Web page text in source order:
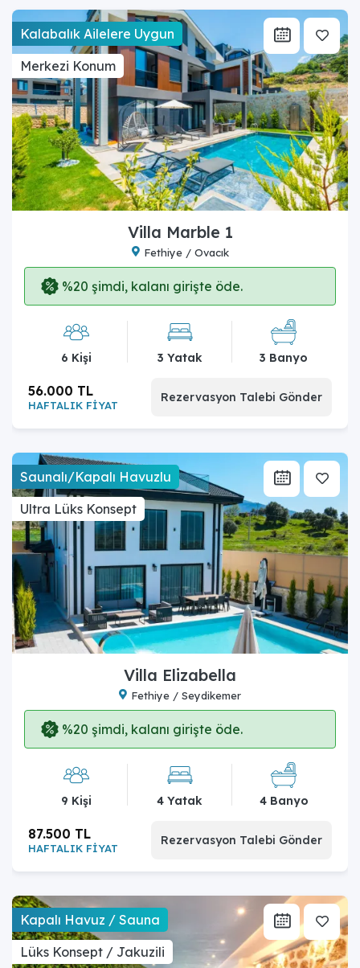
Kalabalık Ailelere Uygun
Merkezi Konum
Villa Marble 1
Fethiye / Ovacık
%20 şimdi, kalanı girişte öde.
6 Kişi 3 Yatak 3 Banyo
HAFTALIK FİYAT
56.000 TL Rezervasyon Talebi Gönder
Saunalı/Kapalı Havuzlu
Ultra Lüks Konsept
Villa Elizabella
Fethiye / Seydikemer
%20 şimdi, kalanı girişte öde.
9 Kişi 4 Yatak 4 Banyo
HAFTALIK FİYAT
87.500 TL Rezervasyon Talebi Gönder
Kapalı Havuz / Sauna
Lüks Konsept / Jakuzili